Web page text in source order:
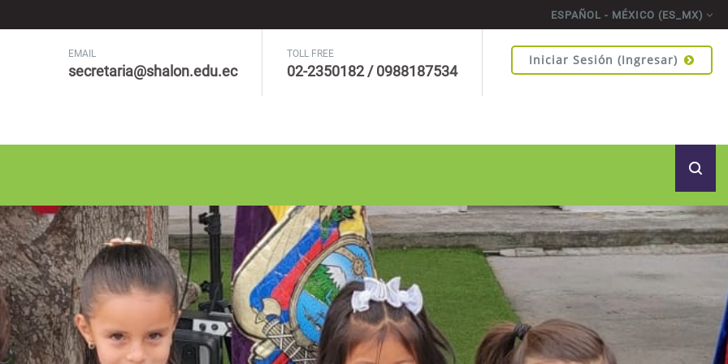
ESPAÑOL - MÉXICO ‎(ES_MX)‎
Iniciar Sesión (ingresar)
EMAIL
secretaria@shalon.edu.ec
TOLL FREE
02-2350182 / 0988187534